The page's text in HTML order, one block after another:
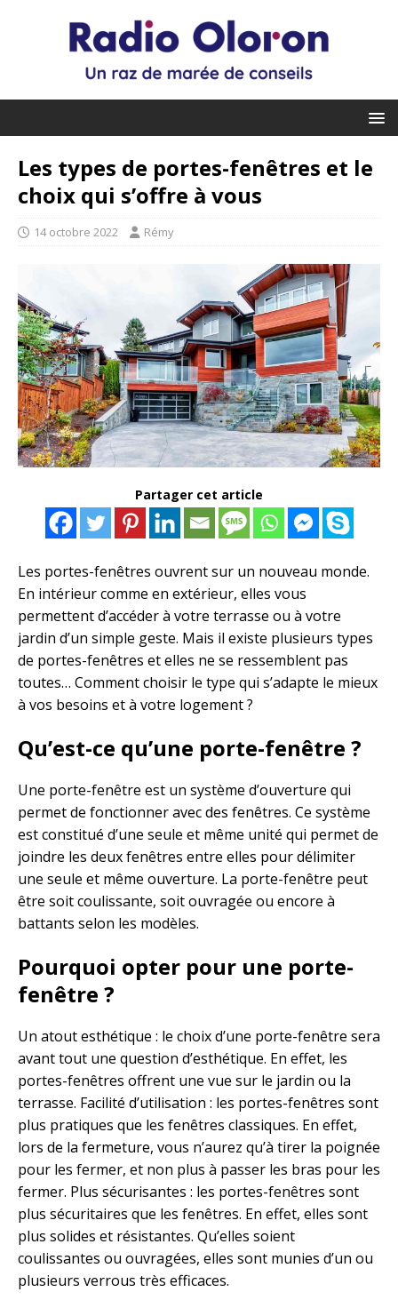
Les types de portes-fenêtres et le
choix qui s’offre à vous
14 octobre 2022 Rémy
Partager cet article
Les portes-fenêtres ouvrent sur un nouveau monde.
En intérieur comme en extérieur, elles vous
permettent d’accéder à votre terrasse ou à votre
jardin d’un simple geste. Mais il existe plusieurs types
de portes-fenêtres et elles ne se ressemblent pas
toutes… Comment choisir le type qui s’adapte le mieux
à vos besoins et à votre logement ?
Qu’est-ce qu’une porte-fenêtre ?
Une porte-fenêtre est un système d’ouverture qui
permet de fonctionner avec des fenêtres. Ce système
est constitué d’une seule et même unité qui permet de
joindre les deux fenêtres entre elles pour délimiter
une seule et même ouverture. La porte-fenêtre peut
être soit coulissante, soit ouvragée ou encore à
battants selon les modèles.
Pourquoi opter pour une porte-
fenêtre ?
Un atout esthétique : le choix d’une porte-fenêtre sera
avant tout une question d’esthétique. En effet, les
portes-fenêtres offrent une vue sur le jardin ou la
terrasse. Facilité d’utilisation : les portes-fenêtres sont
plus pratiques que les fenêtres classiques. En effet,
lors de la fermeture, vous n’aurez qu’à tirer la poignée
pour les fermer, et non plus à passer les bras pour les
fermer. Plus sécurisantes : les portes-fenêtres sont
plus sécuritaires que les fenêtres. En effet, elles sont
plus solides et résistantes. Qu’elles soient
coulissantes ou ouvragées, elles sont munies d’un ou
plusieurs verrous très efficaces.